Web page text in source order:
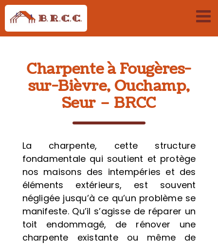
Passer
contenu
Charpente à Fougères-
sur-Bièvre, Ouchamp,
Seur – BRCC
La charpente, cette structure
fondamentale qui soutient et protège
nos maisons des intempéries et des
éléments extérieurs, est souvent
négligée jusqu’à ce qu’un problème se
manifeste. Qu’il s’agisse de réparer un
toit endommagé, de rénover une
charpente existante ou même de